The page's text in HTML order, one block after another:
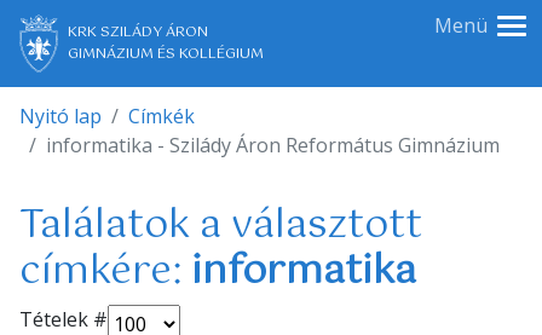
KRK SZILÁDY ÁRON
GIMNÁZIUM ÉS KOLLÉGIUM
Menü
Nyitó lap
Címkék
informatika - Szilády Áron Református Gimnázium
Találatok a választott
címkére: informatika
Tételek #